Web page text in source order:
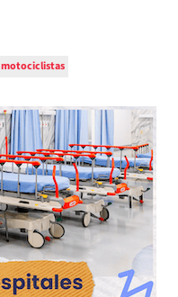
motociclistas